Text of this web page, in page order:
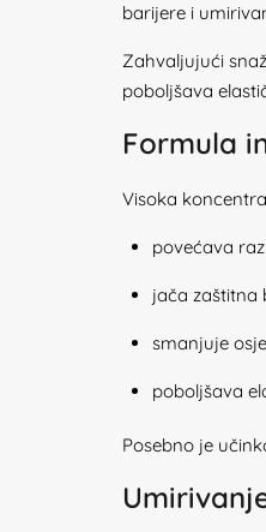
barijere i
Zahvaljujući
poboljšava
Formula
Visoka
povećava
jača zaštitna
smanjuje
poboljšava
Posebno je